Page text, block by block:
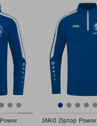
JAKO Ziptop Power